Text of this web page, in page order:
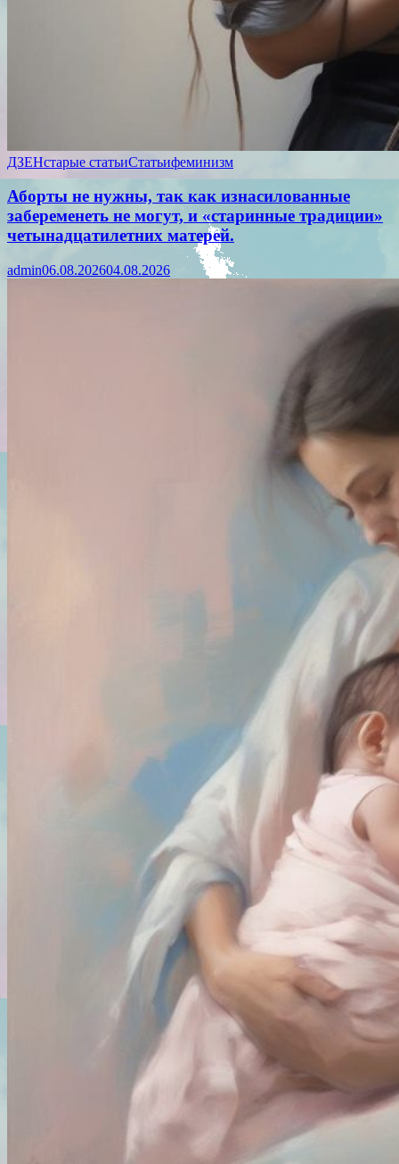
ДЗЕНстарые статьиСтатьифеминизм
Аборты не нужны, так как изнасилованные
забеременеть не могут, и «старинные традиции»
четынадцатилетних матерей.
admin06.08.202604.08.2026